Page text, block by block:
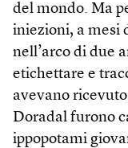
del mondo. Ma
iniezioni, a mesi
nell’arco di due
etichettare e
avevano
Doradal furono
ippopotami